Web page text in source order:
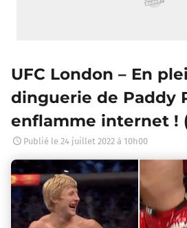
UFC London – En
dinguerie de Paddy
enflamme internet !
Publié le 24 juillet 2022 à 10h00